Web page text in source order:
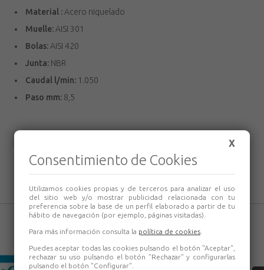
Material : Acero niquelado
Muelle: AISI 301
Bolas: AISI 420
Junta: NBR
Caudal l/min: 1.050
Paso mm: 8,5
X
Consentimiento de Cookies
Utilizamos cookies propias y de terceros para analizar el uso
del sitio web y/o mostrar publicidad relacionada con tu
preferencia sobre la base de un perfil elaborado a partir de tu
hábito de navegación (por ejemplo, páginas visitadas).
Para más información consulta la política de cookies
Puedes aceptar todas las cookies pulsando el botón "Aceptar",
rechazar su uso pulsando el botón "Rechazar" y configurarlas
pulsando el botón "Configurar".